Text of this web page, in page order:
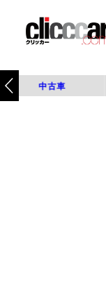
中古車